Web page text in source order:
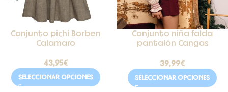
Conjunto pichi Borben
Calamaro
43,95€
SELECCIONAR OPCIONES
Conjunto niña falda
pantalón Cangas
39,99€
SELECCIONAR OPCIONES